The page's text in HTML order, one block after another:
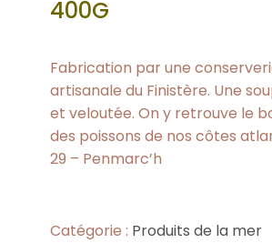
400G
Fabrication par une
artisanale du Finistère. Une
et veloutée. On y retrouve le
des poissons de nos côtes
29 – Penmarc’h
Catégorie : Produits de la mer